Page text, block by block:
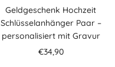
Geldgeschenk Hochzeit
Schlüsselanhänger Paar –
personalisiert mit Gravur
Angebotspreis
€34,90